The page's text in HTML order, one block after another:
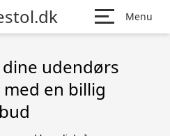
Menu
udendørs
en billig